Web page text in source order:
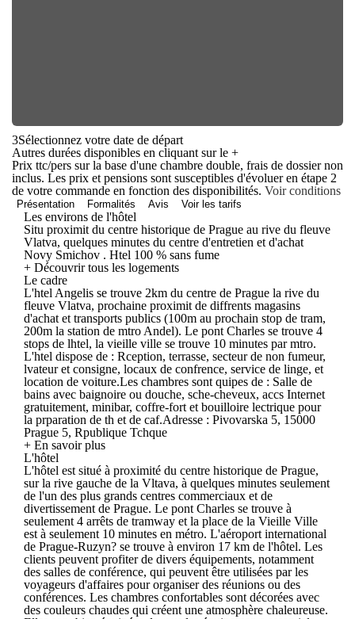
3Sélectionnez votre date de départ
Autres durées disponibles en cliquant sur le +
Prix ttc/pers sur la base d'une chambre double, frais de dossier non
inclus. Les prix et pensions sont susceptibles d'évoluer en étape 2
de votre commande en fonction des disponibilités. Voir conditions
Présentation Formalités Avis Voir les tarifs
Les environs de l'hôtel
Situ proximit du centre historique de Prague au rive du fleuve
Vlatva, quelques minutes du centre d'entretien et d'achat
Novy Smichov . Htel 100 % sans fume
+ Découvrir tous les logements
Le cadre
L'htel Angelis se trouve 2km du centre de Prague la rive du
fleuve Vlatva, prochaine proximit de diffrents magasins
d'achat et transports publics (100m au prochain stop de tram,
200m la station de mtro Andel). Le pont Charles se trouve 4
stops de lhtel, la vieille ville se trouve 10 minutes par mtro.
L'htel dispose de : Rception, terrasse, secteur de non fumeur,
lvateur et consigne, locaux de confrence, service de linge, et
location de voiture.Les chambres sont quipes de : Salle de
bains avec baignoire ou douche, sche-cheveux, accs Internet
gratuitement, minibar, coffre-fort et bouilloire lectrique pour
la prparation de th et de caf.Adresse : Pivovarska 5, 15000
Prague 5, Rpublique Tchque
+ En savoir plus
L'hôtel
L'hôtel est situé à proximité du centre historique de Prague,
sur la rive gauche de la Vltava, à quelques minutes seulement
de l'un des plus grands centres commerciaux et de
divertissement de Prague. Le pont Charles se trouve à
seulement 4 arrêts de tramway et la place de la Vieille Ville
est à seulement 10 minutes en métro. L'aéroport international
de Prague-Ruzyn? se trouve à environ 17 km de l'hôtel. Les
clients peuvent profiter de divers équipements, notamment
des salles de conférence, qui peuvent être utilisées par les
voyageurs d'affaires pour organiser des réunions ou des
conférences. Les chambres confortables sont décorées avec
des couleurs chaudes qui créent une atmosphère chaleureuse.